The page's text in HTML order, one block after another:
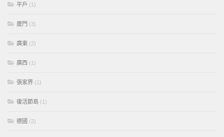
平戶 (1)
廈門 (3)
廣東 (2)
廣西 (1)
張家界 (1)
復活節島 (1)
德國 (2)